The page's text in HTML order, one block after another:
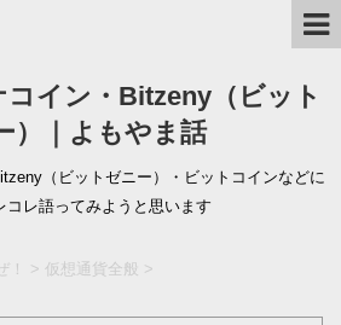
イン・Bitzeny（ビット
）｜よもやま話
（ビットゼニー）・ビットコインなどに
コレ語ってみようと思います
！ > 仮想通貨全般 >